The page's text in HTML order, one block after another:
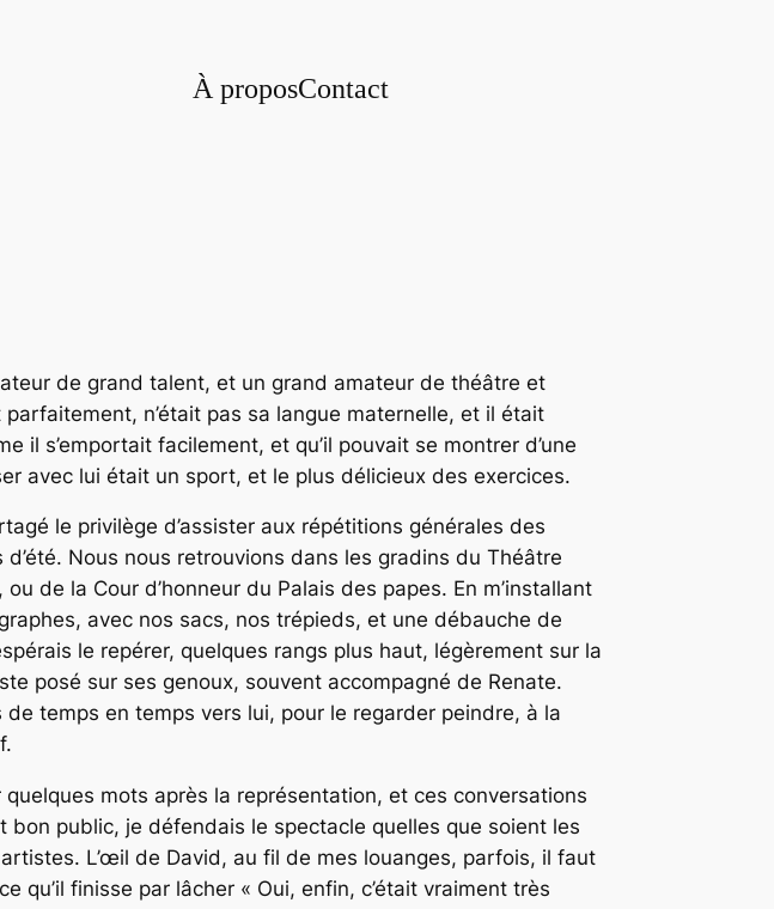
À proposContact
de grand talent, et un grand amateur de théâtre et
parfaitement, n’était pas sa langue maternelle, et il était
il s’emportait facilement, et qu’il pouvait se montrer d’une
avec lui était un sport, et le plus délicieux des exercices.
le privilège d’assister aux répétitions générales des
Nous nous retrouvions dans les gradins du Théâtre
de la Cour d’honneur du Palais des papes. En m’installant
avec nos sacs, nos trépieds, et une débauche de
le repérer, quelques rangs plus haut, légèrement sur la
posé sur ses genoux, souvent accompagné de Renate.
temps en temps vers lui, pour le regarder peindre, à la
quelques mots après la représentation, et ces conversations
bon public, je défendais le spectacle quelles que soient les
L’œil de David, au fil de mes louanges, parfois, il faut
qu’il finisse par lâcher « Oui, enfin, c’était vraiment très